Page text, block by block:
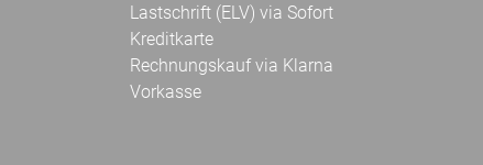
Lastschrift (ELV) via Sofort
Kreditkarte
Rechnungskauf via Klarna
Vorkasse